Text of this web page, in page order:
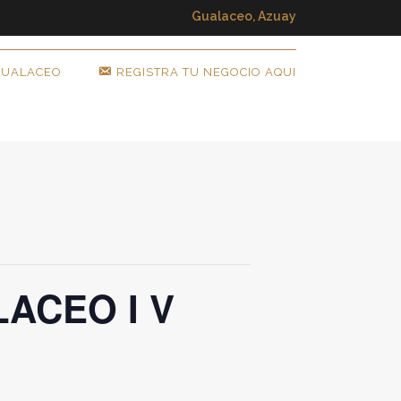
Gualaceo, Azuay
REGISTRA TU NEGOCIO AQUI
I V